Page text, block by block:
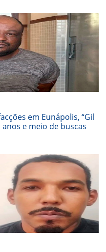
em Eunápolis, “Gil
e meio de buscas